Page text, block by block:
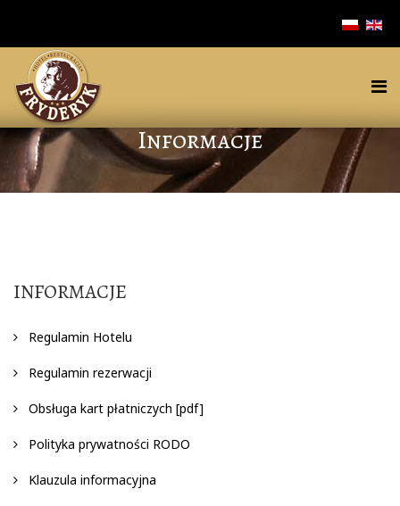
Informacje
INFORMACJE
Regulamin Hotelu
Regulamin rezerwacji
Obsługa kart płatniczych [pdf]
Polityka prywatności RODO
Klauzula informacyjna